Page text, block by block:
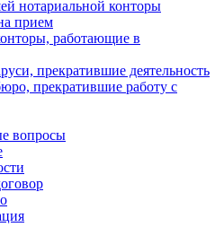
нотариальной конторы
прием
работающие в
прекратившие деятельность
прекратившие работу с
вопросы